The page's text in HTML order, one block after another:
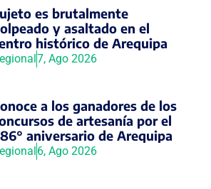
es brutalmente
y asaltado en el
histórico de Arequipa
7, Ago 2026
a los ganadores de los
de artesanía por el
aniversario de Arequipa
6, Ago 2026